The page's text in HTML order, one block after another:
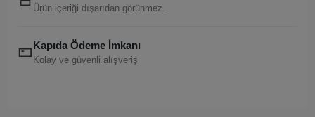
Ürün içeriği dışarıdan görünmez.
Kapıda Ödeme İmkanı
Kolay ve güvenli alışveriş